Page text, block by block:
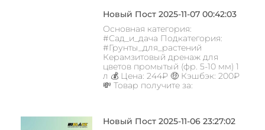
Новый Пост 2025-11-07 00:42:03
Основная категория:
#Сад_и_дача Подкатегория:
#Грунты_для_растений
Керамзитовый дренаж для
цветов промытый (фр. 5-10 мм) 1
л 💰 Цена: 244₽ 🤑 Кэшбэк: 200₽
💸 Товар получите за:
Новый Пост 2025-11-06 23:27:02